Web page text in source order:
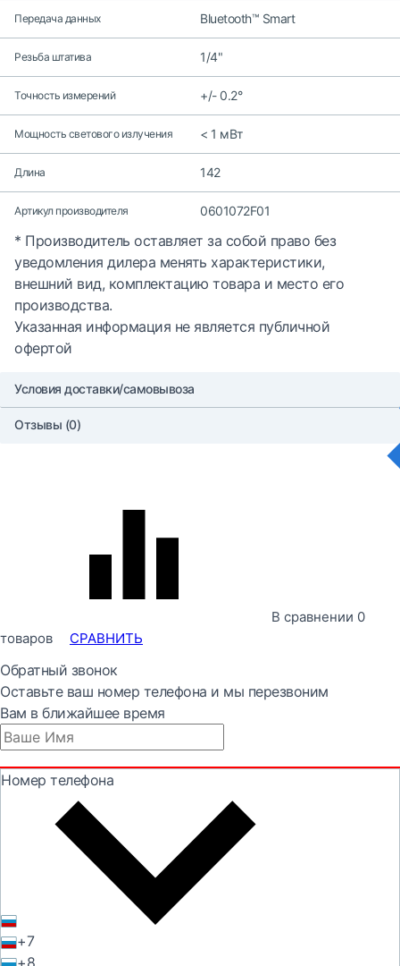
Передача данных Bluetooth™ Smart
Резьба штатива 1/4"
Точность измерений +/- 0.2°
Мощность светового излучения < 1 мВт
Длина 142
Артикул производителя 0601072F01
* Производитель оставляет за собой право без
уведомления дилера менять характеристики,
внешний вид, комплектацию товара и место его
производства.
Указанная информация не является публичной
офертой
Условия доставки/самовывоза
Отзывы (0)
В сравнении 0
товаров
СРАВНИТЬ
Обратный звонок
Оставьте ваш номер телефона и мы перезвоним
Вам в ближайшее время
Номер телефона
+7
+8